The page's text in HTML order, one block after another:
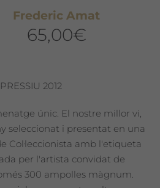
opcions
pàgina
del
producte
Frederic Amat
65,00€
2012
únic. El nostre millor vi,
seleccionat i presentat en una
Col·leccionista amb l'etiqueta
per l'artista convidat de
300 ampolles màgnum.